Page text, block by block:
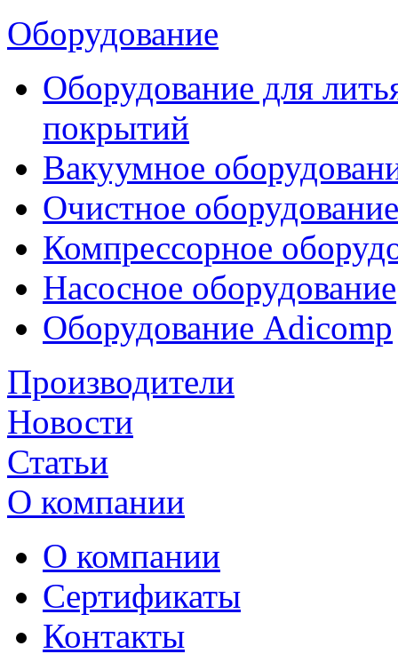
Оборудование
Оборудование для
покрытий
Вакуумное
Очистное оборудование
Компрессорное
Насосное оборудование
Оборудование Adicomp
Производители
Новости
Статьи
О компании
О компании
Сертификаты
Контакты